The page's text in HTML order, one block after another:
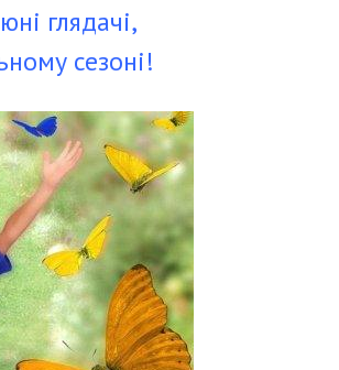
глядачі,
сезоні!